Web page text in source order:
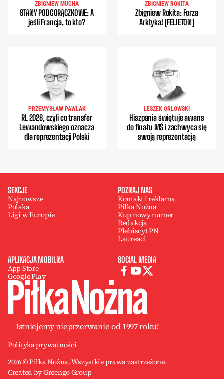
ZBIGNIEW MUCHA
STANY PODGORĄCZKOWE: A
jeśli Francja, to kto?
ZBIGNIEW ROKITA
Zbigniew Rokita: Forza
Arktyka! [FELIETON]
PRZEMYSŁAW PAWLAK
RL 2028, czyli co transfer
Lewandowskiego oznacza
dla reprezentacji Polski
LESZEK ORŁOWSKI
Hiszpania świętuje awans
do finału MŚ i zachwyca się
swoją reprezentacją
SEKCJE
Najnowsze
Polska
Ligi w Europie
POZNAJ NAS
Kontakt i reklama
Piłka Nożna
Kup nowy numer
Redakcja
Plebiscyt PN
Laureaci
APLIKACJA MOBILNA
App Store
Google Play
SOCIAL MEDIA
Istniejemy nieprzerwanie od 1997 roku!
Polityka prywatności
2026 © Piłka Nożna. Wszystkie prawa zastrzeżone.
Created by Greengo Group